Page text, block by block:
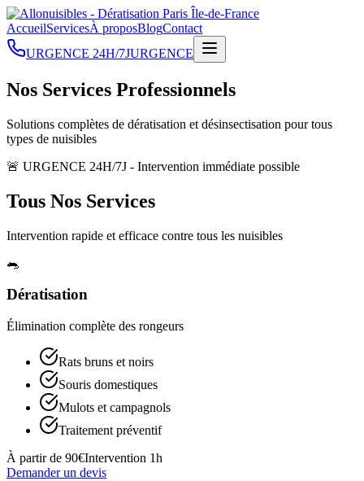
AccueilServicesÀ proposBlogContact
URGENCE 24H/7JURGENCE
Nos Services Professionnels
Solutions complètes de dératisation et désinsectisation pour tous
types de nuisibles
🚨 URGENCE 24H/7J - Intervention immédiate possible
Tous Nos Services
Intervention rapide et efficace contre tous les nuisibles
🐀
Dératisation
Élimination complète des rongeurs
Rats bruns et noirs
Souris domestiques
Mulots et campagnols
Traitement préventif
À partir de 90€Intervention 1h
Demander un devis